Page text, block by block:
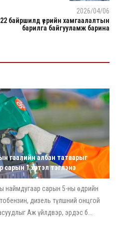
2026/04/06
байршилд үерийн хамгаалалтын
барилга байгууламж барина
гаалийн албан татварыг
1 хүртэл тэглэнэ
наймдугаар сарын 5-ны өдрийн
дизель түлшний онцгой
Аж үйлдвэр, эрдэс б...